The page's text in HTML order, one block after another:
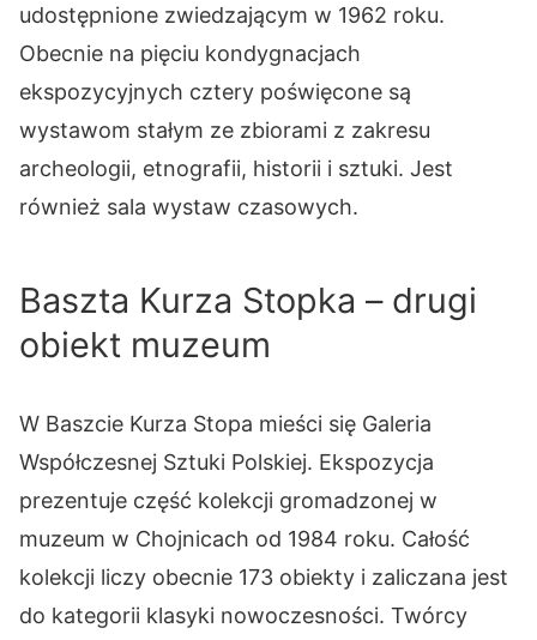
udostępnione zwiedzającym w 1962 roku.
Obecnie na pięciu kondygnacjach
ekspozycyjnych cztery poświęcone są
wystawom stałym ze zbiorami z zakresu
archeologii, etnografii, historii i sztuki. Jest
również sala wystaw czasowych.
Baszta Kurza Stopka – drugi
obiekt muzeum
W Baszcie Kurza Stopa mieści się Galeria
Współczesnej Sztuki Polskiej. Ekspozycja
prezentuje część kolekcji gromadzonej w
muzeum w Chojnicach od 1984 roku. Całość
kolekcji liczy obecnie 173 obiekty i zaliczana jest
do kategorii klasyki nowoczesności. Twórcy